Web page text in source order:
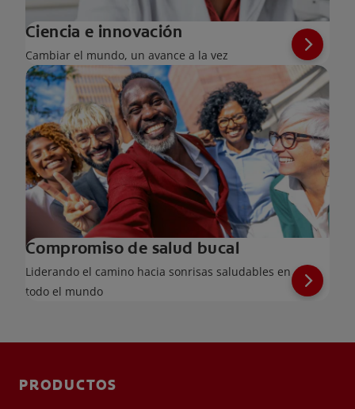
Ciencia e innovación
Cambiar el mundo, un avance a la vez
Compromiso de salud bucal
Liderando el camino hacia sonrisas saludables en
todo el mundo
PRODUCTOS